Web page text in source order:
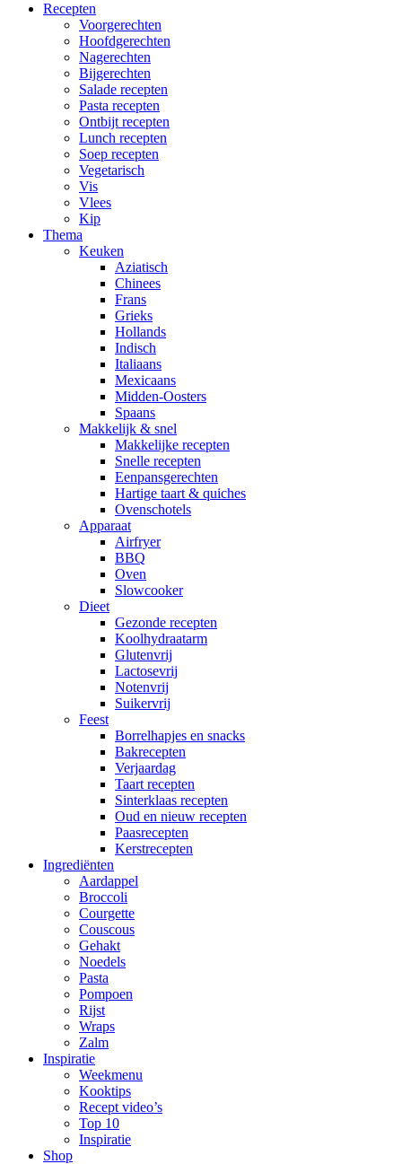
Recepten
Voorgerechten
Hoofdgerechten
Nagerechten
Bijgerechten
Salade recepten
Pasta recepten
Ontbijt recepten
Lunch recepten
Soep recepten
Vegetarisch
Vis
Vlees
Kip
Thema
Keuken
Aziatisch
Chinees
Frans
Grieks
Hollands
Indisch
Italiaans
Mexicaans
Midden-Oosters
Spaans
Makkelijk & snel
Makkelijke recepten
Snelle recepten
Eenpansgerechten
Hartige taart & quiches
Ovenschotels
Apparaat
Airfryer
BBQ
Oven
Slowcooker
Dieet
Gezonde recepten
Koolhydraatarm
Glutenvrij
Lactosevrij
Notenvrij
Suikervrij
Feest
Borrelhapjes en snacks
Bakrecepten
Verjaardag
Taart recepten
Sinterklaas recepten
Oud en nieuw recepten
Paasrecepten
Kerstrecepten
Ingrediënten
Aardappel
Broccoli
Courgette
Couscous
Gehakt
Noedels
Pasta
Pompoen
Rijst
Wraps
Zalm
Inspiratie
Weekmenu
Kooktips
Recept video’s
Top 10
Inspiratie
Shop